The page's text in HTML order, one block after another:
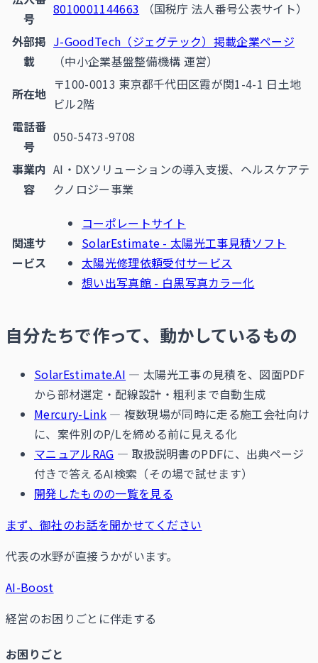
号
8010001144663
（国税庁 法人番号公表サイト）
外部掲
載
J-GoodTech（ジェグテック）掲載企業ページ
（中小企業基盤整備機構 運営）
所在地
〒100-0013 東京都千代田区霞が関1-4-1 日土地
ビル2階
電話番
号
050-5473-9708
事業内
容
AI・DXソリューションの導入支援、ヘルスケアテ
クノロジー事業
関連サ
ービス
コーポレートサイト
SolarEstimate - 太陽光工事見積ソフト
太陽光修理依頼受付サービス
想い出写真館 - 白黒写真カラー化
自分たちで作って、動かしているもの
SolarEstimate.AI — 太陽光工事の見積を、図面PDF
から部材選定・配線設計・粗利まで自動生成
Mercury-Link — 複数現場が同時に走る施工会社向け
に、案件別のP/Lを締める前に見える化
マニュアルRAG — 取扱説明書のPDFに、出典ページ
付きで答えるAI検索（その場で試せます）
開発したものの一覧を見る
まず、御社のお話を聞かせてください
代表の水野が直接うかがいます。
AI-Boost
経営のお困りごとに伴走する
お困りごと